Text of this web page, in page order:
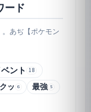
ード
あぢ【ポケモン
ント 18
ッ 6 最強 5